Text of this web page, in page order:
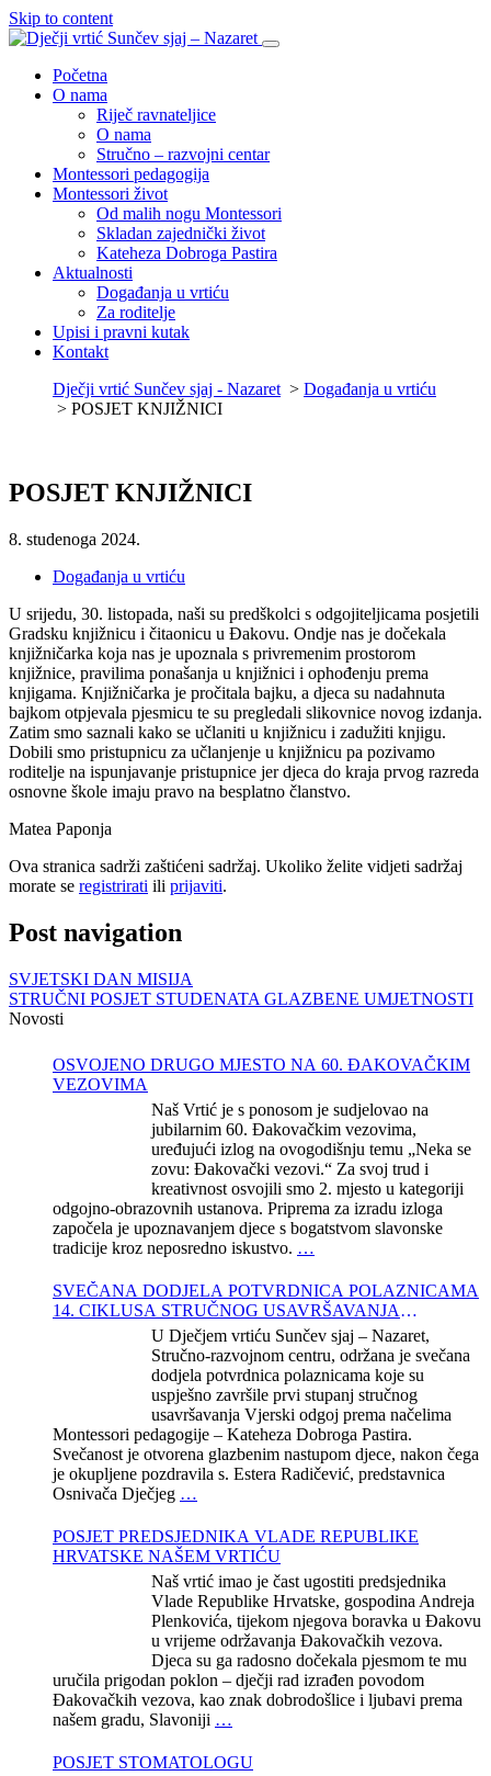
Skip to content
Početna
O nama
Riječ ravnateljice
O nama
Stručno – razvojni centar
Montessori pedagogija
Montessori život
Od malih nogu Montessori
Skladan zajednički život
Kateheza Dobroga Pastira
Aktualnosti
Događanja u vrtiću
Za roditelje
Upisi i pravni kutak
Kontakt
Dječji vrtić Sunčev sjaj - Nazaret > Događanja u vrtiću
> POSJET KNJIŽNICI
POSJET KNJIŽNICI
8. studenoga 2024.
Događanja u vrtiću
U srijedu, 30. listopada, naši su predškolci s odgojiteljicama posjetili
Gradsku knjižnicu i čitaonicu u Đakovu. Ondje nas je dočekala
knjižničarka koja nas je upoznala s privremenim prostorom
knjižnice, pravilima ponašanja u knjižnici i ophođenju prema
knjigama. Knjižničarka je pročitala bajku, a djeca su nadahnuta
bajkom otpjevala pjesmicu te su pregledali slikovnice novog izdanja.
Zatim smo saznali kako se učlaniti u knjižnicu i zadužiti knjigu.
Dobili smo pristupnicu za učlanjenje u knjižnicu pa pozivamo
roditelje na ispunjavanje pristupnice jer djeca do kraja prvog razreda
osnovne škole imaju pravo na besplatno članstvo.
Matea Paponja
Ova stranica sadrži zaštićeni sadržaj. Ukoliko želite vidjeti sadržaj
morate se registrirati ili prijaviti.
Post navigation
SVJETSKI DAN MISIJA
STRUČNI POSJET STUDENATA GLAZBENE UMJETNOSTI
Novosti
OSVOJENO DRUGO MJESTO NA 60. ĐAKOVAČKIM
VEZOVIMA
Naš Vrtić je s ponosom je sudjelovao na
jubilarnim 60. Đakovačkim vezovima,
uređujući izlog na ovogodišnju temu „Neka se
zovu: Đakovački vezovi.“ Za svoj trud i
kreativnost osvojili smo 2. mjesto u kategoriji
odgojno-obrazovnih ustanova. Priprema za izradu izloga
započela je upoznavanjem djece s bogatstvom slavonske
tradicije kroz neposredno iskustvo. …
SVEČANA DODJELA POTVRDNICA POLAZNICAMA
14. CIKLUSA STRUČNOG USAVRŠAVANJA
KATEHEZE DOBROGA PASTIRA
U Dječjem vrtiću Sunčev sjaj – Nazaret,
Stručno-razvojnom centru, održana je svečana
dodjela potvrdnica polaznicama koje su
uspješno završile prvi stupanj stručnog
usavršavanja Vjerski odgoj prema načelima
Montessori pedagogije – Kateheza Dobroga Pastira.
Svečanost je otvorena glazbenim nastupom djece, nakon čega
je okupljene pozdravila s. Estera Radičević, predstavnica
Osnivača Dječjeg …
POSJET PREDSJEDNIKA VLADE REPUBLIKE
HRVATSKE NAŠEM VRTIĆU
Naš vrtić imao je čast ugostiti predsjednika
Vlade Republike Hrvatske, gospodina Andreja
Plenkovića, tijekom njegova boravka u Đakovu
u vrijeme održavanja Đakovačkih vezova.
Djeca su ga radosno dočekala pjesmom te mu
uručila prigodan poklon – dječji rad izrađen povodom
Đakovačkih vezova, kao znak dobrodošlice i ljubavi prema
našem gradu, Slavoniji …
POSJET STOMATOLOGU